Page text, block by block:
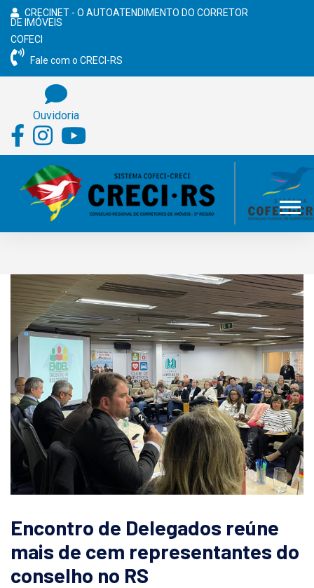
CRECINET - O AUTOATENDIMENTO DO CORRETOR
DE IMÓVEIS
COFECI
Fale com o CRECI-RS
Ouvidoria
Encontro de Delegados reúne
mais de cem representantes do
conselho no RS